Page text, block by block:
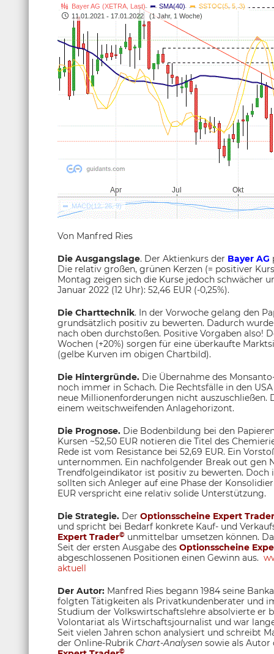
Von Manfred Ries
Die Ausgangslage. Der Aktienkurs der Bayer AG
Die relativ großen, grünen Kerzen (= positiver
Montag zeigen sich die Kurse jedoch schwächer
Januar 2022 (12 Uhr): 52,46 EUR (-0,25%).
Die Charttechnik. In der Vorwoche gelang den
grundsätzlich positiv zu bewerten. Dadurch
nach oben durchstoßen. Positive Vorgaben also!
Wochen (+20%) sorgen für eine überkaufte
(gelbe Kurven im obigen Chartbild).
Die Hintergründe. Die Übernahme des
noch immer in Schach. Die Rechtsfälle in den
neue Millionenforderungen nicht
einem weitschweifenden Anlagehorizont.
Die Prognose. Die Bodenbildung bei den
Kursen ~52,50 EUR notieren die Titel des
Rede ist vom Resistance bei 52,69 EUR. Ein
unternommen. Ein nachfolgender Break out gen
Trendfolgeindikator ist positiv zu bewerten.
sollten sich Anleger auf eine Phase der
EUR verspricht eine relativ solide Unterstützung.
Die Strategie. Der Optionsscheine Expert Trader
und spricht bei Bedarf konkrete Kauf- und
Expert Trader© unmittelbar umsetzen können.
Seit der ersten Ausgabe des Optionsscheine
abgeschlossenen Positionen einen Gewinn aus.
aktuell
Der Autor: Manfred Ries begann 1984 seine
folgten Tätigkeiten als Privatkundenberater und
Studium der Volkswirtschaftslehre absolvierte er
Volontariat als Wirtschaftsjournalist und war
Seit vielen Jahren schon analysiert und schreibt
der Online-Rubrik Chart-Analysen sowie als
©